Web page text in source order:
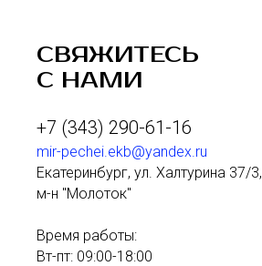
СВЯЖИТЕСЬ
С НАМИ
+7 (343) 290-61-16
mir-pechei.ekb@yandex.ru
Екатеринбург, ул. Халтурина 37/3,
м-н "Молоток"
Время работы:
Вт-пт: 09:00-18:00